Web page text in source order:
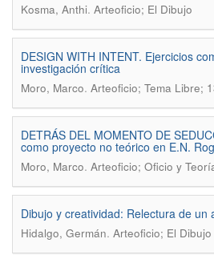
Kosma, Anthi. Arteoficio; El Dibujo
DESIGN WITH INTENT. Ejercicios
investigación crítica
Moro, Marco. Arteoficio; Tema Libre;
DETRÁS DEL MOMENTO DE
como proyecto no teórico en E.N.
Moro, Marco. Arteoficio; Oficio y
Dibujo y creatividad: Relectura de un
Hidalgo, Germán. Arteoficio; El Dibujo